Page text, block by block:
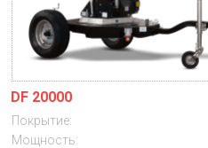
DF 20000
Покрытие:
Мощность: